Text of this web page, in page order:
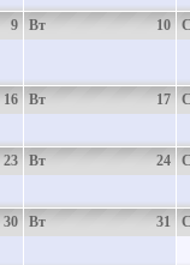
9 10
Вт
16 17
Вт
23 24
Вт
30 31
Вт